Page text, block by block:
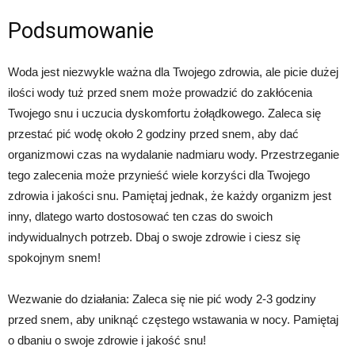
Podsumowanie
Woda jest niezwykle ważna dla Twojego zdrowia, ale picie dużej
ilości wody tuż przed snem może prowadzić do zakłócenia
Twojego snu i uczucia dyskomfortu żołądkowego. Zaleca się
przestać pić wodę około 2 godziny przed snem, aby dać
organizmowi czas na wydalanie nadmiaru wody. Przestrzeganie
tego zalecenia może przynieść wiele korzyści dla Twojego
zdrowia i jakości snu. Pamiętaj jednak, że każdy organizm jest
inny, dlatego warto dostosować ten czas do swoich
indywidualnych potrzeb. Dbaj o swoje zdrowie i ciesz się
spokojnym snem!
Wezwanie do działania: Zaleca się nie pić wody 2-3 godziny
przed snem, aby uniknąć częstego wstawania w nocy. Pamiętaj
o dbaniu o swoje zdrowie i jakość snu!